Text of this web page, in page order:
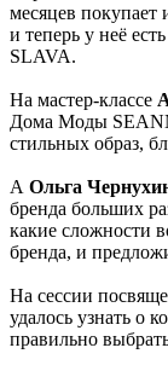
месяцев покупает
и теперь у неё
SLAVA.
На мастер-классе
Дома Моды
стильных образ,
А Ольга
бренда больших
какие сложности
бренда, и
На сессии
удалось узнать о
правильно